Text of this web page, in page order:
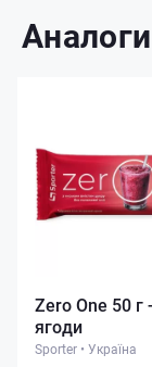
Аналоги
Zero One 50 г -
ягоди
Sporter • Україна